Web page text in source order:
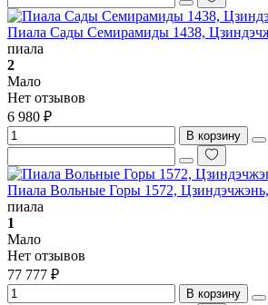
Пиала Сады Семирамиды 1438,
пиала
2
Мало
Нет отзывов
6 980 ₽
В корзину
Пиала Вольные Горы 1572,
пиала
1
Мало
Нет отзывов
77 777 ₽
В корзину